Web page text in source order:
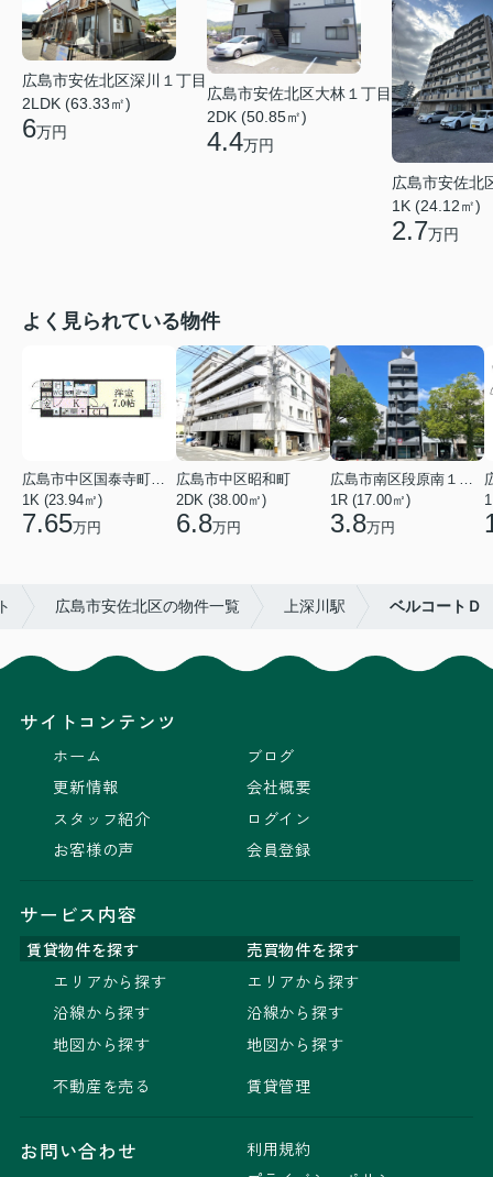
広島市安佐北区深川１丁目
2LDK (63.33㎡)
6万円
広島市安佐北区大林１丁目
2DK (50.85㎡)
4.4万円
広島市安佐北
1K (24.12㎡)
2.7万円
よく見られている物件
広島市中区国泰寺町２丁目
1K (23.94㎡)
7.65万円
広島市中区昭和町
2DK (38.00㎡)
6.8万円
広島市南区段原南１丁目
1R (17.00㎡)
3.8万円
広島市安佐北区の物件一覧 上深川駅 ベルコートＤ
サイトコンテンツ
ホーム
更新情報
スタッフ紹介
お客様の声
ブログ
会社概要
ログイン
会員登録
サービス内容
賃貸物件を探す
売買物件を探す
エリアから探す
沿線から探す
地図から探す
不動産を売る
エリアから探す
沿線から探す
地図から探す
賃貸管理
お問い合わせ
利用規約